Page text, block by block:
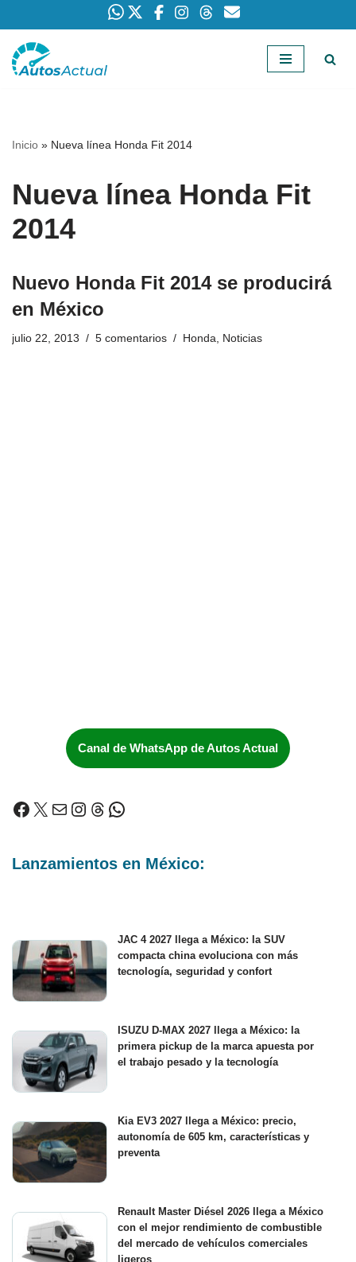
Saltar
Inicio » Nueva línea Honda Fit 2014
Nueva línea Honda Fit
2014
Nuevo Honda Fit 2014 se producirá
en México
julio 22, 2013 5 comentarios Honda, Noticias
Canal de WhatsApp de Autos Actual
Lanzamientos en México:
JAC 4 2027 llega a México: la SUV
compacta china evoluciona con más
tecnología, seguridad y confort
ISUZU D-MAX 2027 llega a México: la
primera pickup de la marca apuesta por
el trabajo pesado y la tecnología
Kia EV3 2027 llega a México: precio,
autonomía de 605 km, características y
preventa
Renault Master Diésel 2026 llega a México
con el mejor rendimiento de combustible
del mercado de vehículos comerciales
ligeros